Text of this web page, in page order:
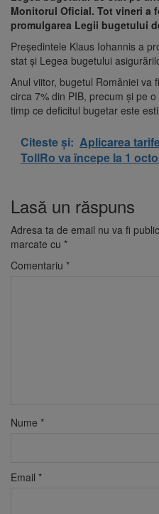
Monitorul Oficial. Tot vineri a
promulgarea Legii bugetului
Preşedintele Klaus Iohannis a
stat şi Legea bugetului
Anul viitor, bugetul României va
circa 7% din PIB, precum şi pe
timp ce deficitul bugetar este
Citeste și: Aplicarea
TollRo va începe la 1
Lasă un răspuns
Adresa ta de email nu va fi
marcate cu *
Comentariu *
Nume *
Email *